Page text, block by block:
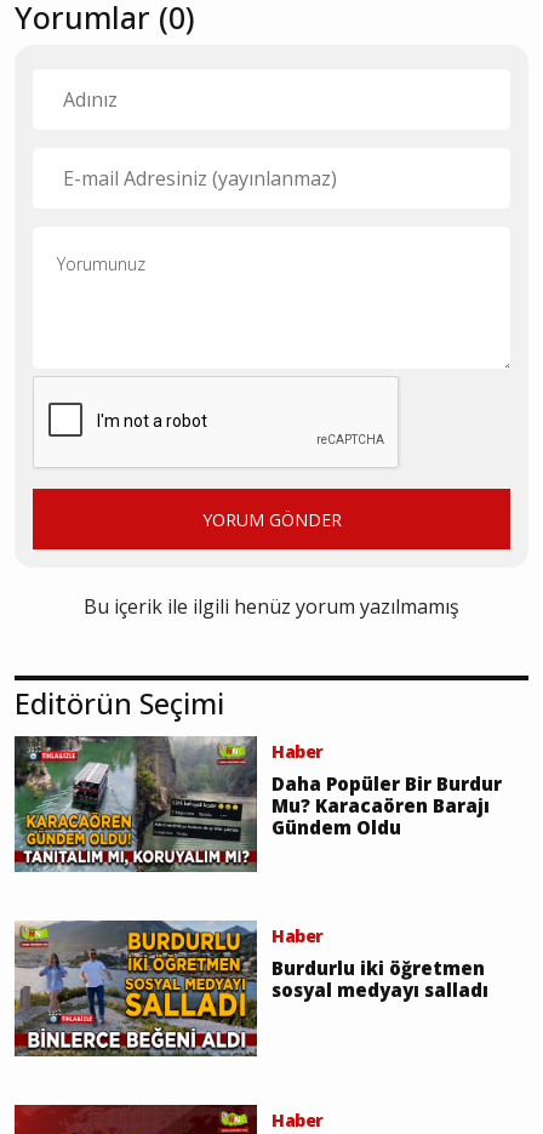
Yorumlar (0)
YORUM GÖNDER
Bu içerik ile ilgili henüz yorum yazılmamış
Editörün Seçimi
Haber
Daha Popüler Bir Burdur
Mu? Karacaören Barajı
Gündem Oldu
Haber
Burdurlu iki öğretmen
sosyal medyayı salladı
Haber